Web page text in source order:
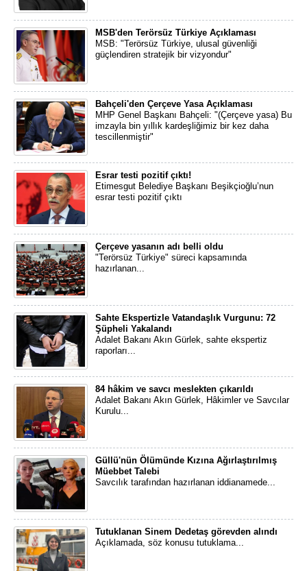
MSB'den Terörsüz Türkiye Açıklaması
MSB: "Terörsüz Türkiye, ulusal güvenliği
güçlendiren stratejik bir vizyondur"
Bahçeli'den Çerçeve Yasa Açıklaması
MHP Genel Başkanı Bahçeli: "(Çerçeve yasa) Bu
imzayla bin yıllık kardeşliğimiz bir kez daha
tescillenmiştir"
Esrar testi pozitif çıktı!
Etimesgut Belediye Başkanı Beşikçioğlu’nun
esrar testi pozitif çıktı
Çerçeve yasanın adı belli oldu
"Terörsüz Türkiye" süreci kapsamında
hazırlanan...
Sahte Ekspertizle Vatandaşlık Vurgunu: 72
Şüpheli Yakalandı
Adalet Bakanı Akın Gürlek, sahte ekspertiz
raporları...
84 hâkim ve savcı meslekten çıkarıldı
Adalet Bakanı Akın Gürlek, Hâkimler ve Savcılar
Kurulu...
Güllü'nün Ölümünde Kızına Ağırlaştırılmış
Müebbet Talebi
Savcılık tarafından hazırlanan iddianamede...
Tutuklanan Sinem Dedetaş görevden alındı
Açıklamada, söz konusu tutuklama...